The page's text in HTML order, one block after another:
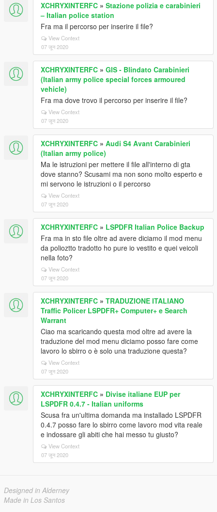
XCHRYXINTERFC » Stazione polizia e carabinieri
– Italian police station
Fra ma il percorso per inserire il file?
View Context
07 जून 2020
XCHRYXINTERFC » GIS - Blindato Carabinieri
(Italian army police special forces armoured
vehicle)
Fra ma dove trovo il percorso per inserire il file?
View Context
07 जून 2020
XCHRYXINTERFC » Audi S4 Avant Carabinieri
(Italian army police)
Ma le istruzioni per mettere il file all'interno di gta
dove stanno? Scusami ma non sono molto esperto e
mi servono le istruzioni o il percorso
View Context
07 जून 2020
XCHRYXINTERFC » LSPDFR Italian Police Backup
Fra ma in sto file oltre ad avere diciamo il mod menu
da polioztto tradotto ho pure io vestito e quei veicoli
nella foto?
View Context
07 जून 2020
XCHRYXINTERFC » TRADUZIONE ITALIANO
Traffic Policer LSPDFR+ Computer+ e Search
Warrant
Ciao ma scaricando questa mod oltre ad avere la
traduzione del mod menu diciamo posso fare come
lavoro lo sbirro o è solo una traduzione questa?
View Context
07 जून 2020
XCHRYXINTERFC » Divise italiane EUP per
LSPDFR 0.4.7 - Italian uniforms
Scusa fra un'ultima domanda ma installado LSPDFR
0.4.7 posso fare lo sbirro come lavoro mod vita reale
e indossare gli abiti che hai messo tu giusto?
View Context
07 जून 2020
Designed in Alderney
Made in Los Santos